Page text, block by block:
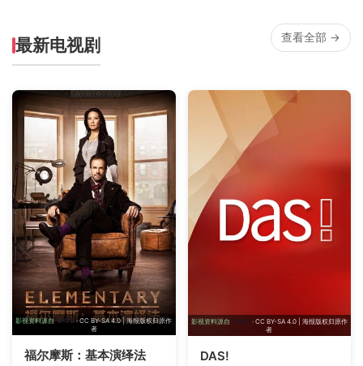
最新电视剧 查看全部 →
影视资料源自TMDB · CC BY-SA 4.0 | 海报版权归原作
者
福尔摩斯：基本演绎法
影视资料源自 TMDB · CC BY-SA 4.0 | 海报版权归原作
者
DAS!